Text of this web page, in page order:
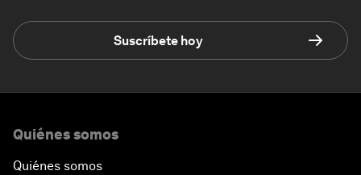
Suscríbete hoy
Quiénes somos
Quiénes somos